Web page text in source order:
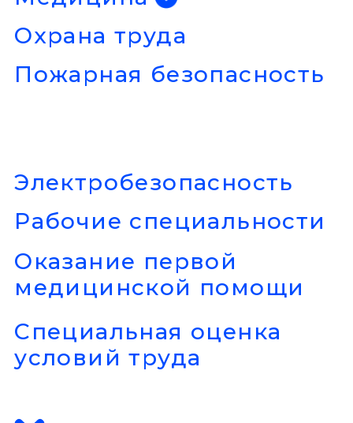
Электробезопасность
Оказание первой
Программы обучения
Закрыть
Об университете
Вакансии
Медиа